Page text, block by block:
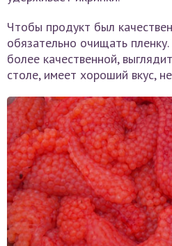
Чтобы продукт был
обязательно очищать
более качественной,
столе, имеет хороший вкус,